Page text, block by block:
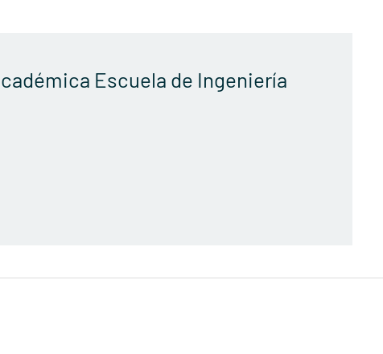
Escuela de Ingeniería